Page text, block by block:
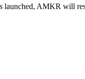
AMKR will